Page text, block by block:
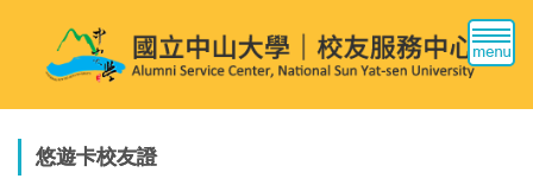
區
悠遊卡校友證